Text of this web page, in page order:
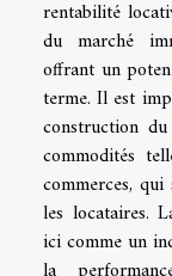
rentabilité
du marché
offrant un
terme. Il est
construction
commodités
commerces,
les locataires.
ici comme un